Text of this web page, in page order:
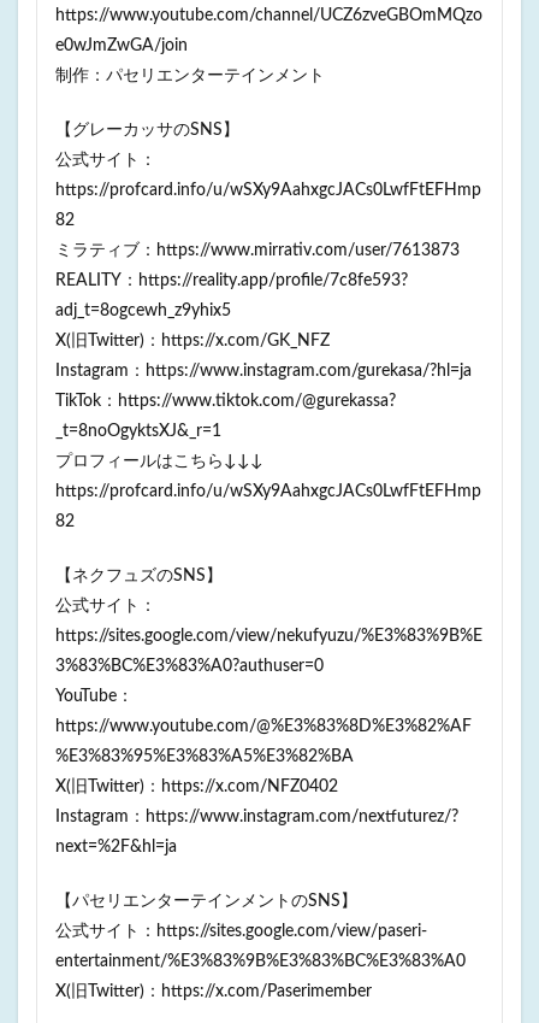
https://www.youtube.com/channel/UCZ6zveGBOmMQzo
e0wJmZwGA/join
制作：パセリエンターテインメント
【グレーカッサのSNS】
公式サイト：
https://profcard.info/u/wSXy9AahxgcJACs0LwfFtEFHmp
82
ミラティブ：https://www.mirrativ.com/user/7613873
REALITY：https://reality.app/profile/7c8fe593?
adj_t=8ogcewh_z9yhix5
X(旧Twitter)：https://x.com/GK_NFZ
Instagram：https://www.instagram.com/gurekasa/?hl=ja
TikTok：https://www.tiktok.com/@gurekassa?
_t=8noOgyktsXJ&_r=1
プロフィールはこちら↓↓↓
https://profcard.info/u/wSXy9AahxgcJACs0LwfFtEFHmp
82
【ネクフュズのSNS】
公式サイト：
https://sites.google.com/view/nekufyuzu/%E3%83%9B%E
3%83%BC%E3%83%A0?authuser=0
YouTube：
https://www.youtube.com/@%E3%83%8D%E3%82%AF
%E3%83%95%E3%83%A5%E3%82%BA
X(旧Twitter)：https://x.com/NFZ0402
Instagram：https://www.instagram.com/nextfuturez/?
next=%2F&hl=ja
【パセリエンターテインメントのSNS】
公式サイト：https://sites.google.com/view/paseri-
entertainment/%E3%83%9B%E3%83%BC%E3%83%A0
X(旧Twitter)：https://x.com/Paserimember